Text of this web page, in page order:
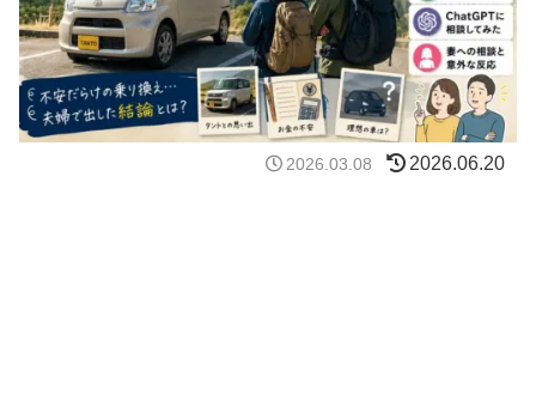
2026.03.08 2026.06.20